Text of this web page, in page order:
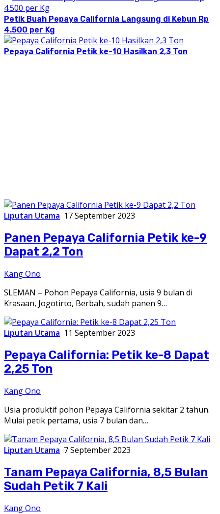
Petik Buah Pepaya California Langsung di Kebun Rp
4.500 per Kg
Pepaya California Petik ke-10 Hasilkan 2,3 Ton
Liputan Utama 17 September 2023
Panen Pepaya California Petik ke-9
Dapat 2,2 Ton
Kang Ono
SLEMAN – Pohon Pepaya California, usia 9 bulan di
Krasaan, Jogotirto, Berbah, sudah panen 9…
Liputan Utama 11 September 2023
Pepaya California: Petik ke-8 Dapat
2,25 Ton
Kang Ono
Usia produktif pohon Pepaya California sekitar 2 tahun.
Mulai petik pertama, usia 7 bulan dan…
Liputan Utama 7 September 2023
Tanam Pepaya California, 8,5 Bulan
Sudah Petik 7 Kali
Kang Ono